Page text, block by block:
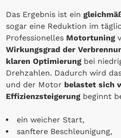
Das Ergebnis ist ein
sogar eine Reduktion im
Professionelles Motortuning
Wirkungsgrad der
klaren Optimierung bei
Drehzahlen. Dadurch wird
und der Motor belastet sich
Effizienzsteigerung beginnt
ein weicher Start,
sanftere Beschleunigung,